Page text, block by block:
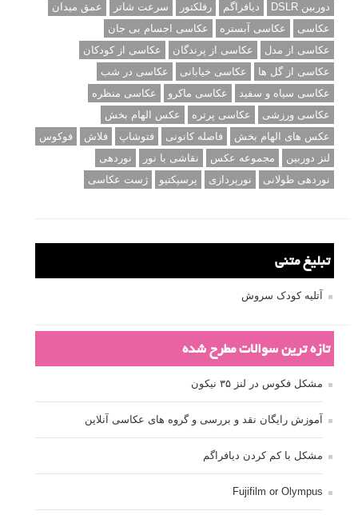
دوربین DSLR
دیافراگم رفلکتور سرعت شاتر
عمق میدان
عکاسی
عکاسی آبستره
عکاسی اجسام بی جان
عکاسی از مدل
عکاسی از پرندگان
عکاسی از کودکان
عکاسی از گل ها
عکاسی خیابانی
عکاسی در شب
عکاسی سیاه و سفید
عکاسی ماکرو
عکاسی منظره
عکاسی ورزشی
عکاسی پرتره
عکس الهام بخش
عکس های الهام بخش
فاصله کانونی فتوشاپ فلاش
فوکوس
لنز دوربین
مجموعه عکس نقاشی با نور
نوردهی
نوردهی طولانی
نورپردازی پرسپکتیو ژست عکاسی
تبلیغ متنی
آتلیه کودک سروش
تازه ترین سوالات مطرح شده
مشکل فکوس در لنز ۳۵ نیکون
آموزش رایگان نقد و بررسی و گروه های عکاسی آنلاین
مشکل با کم کردن دیافراگم
Fujifilm or Olympus